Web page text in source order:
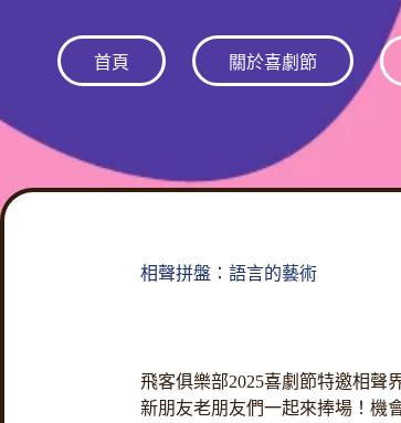
內
首頁 關於喜劇節
相聲拼盤：語言的藝術
飛客俱樂部2025喜劇節特邀相聲
新朋友老朋友們一起來捧場！機